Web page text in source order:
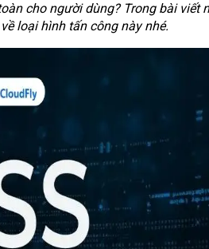
cho người dùng? Trong bài viết
loại hình tấn công này nhé.